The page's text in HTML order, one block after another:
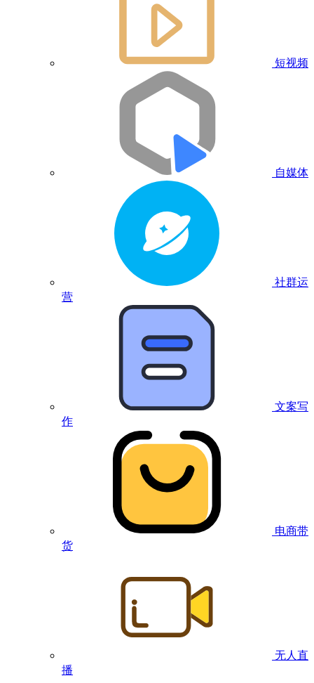
短视频
自媒体
社群运
营
文案写
作
电商带
货
无人直
播